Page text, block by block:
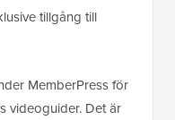
tillgång till
MemberPress för
videoguider. Det är